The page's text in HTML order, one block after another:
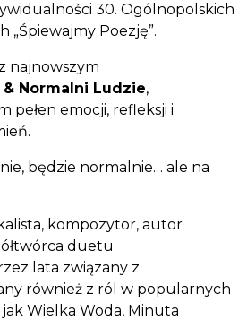
30. Ogólnopolskich
„Śpiewajmy Poezję”.
najnowszym
& Normalni Ludzie,
pełen emocji, refleksji i
będzie normalnie… ale na
kompozytor, autor
duetu
lata związany z
również z ról w popularnych
Wielka Woda, Minuta